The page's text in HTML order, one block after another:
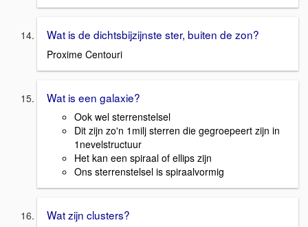
Wat is de dichtsbijzijnste ster, buiten de zon?
Proxime Centouri
Wat is een galaxie?
Ook wel sterrenstelsel
Dit zijn zo'n 1milj sterren die gegroepeert zijn in
1nevelstructuur
Het kan een spiraal of ellips zijn
Ons sterrenstelsel is spiraalvormig
Wat zijn clusters?